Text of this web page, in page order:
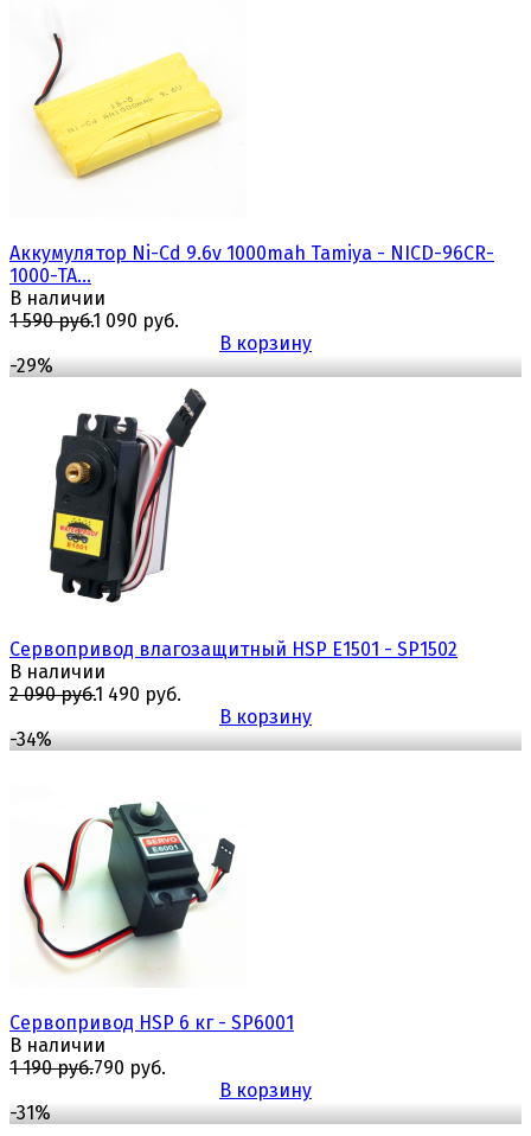
избранноесравнить
избранное сравнить
Аккумулятор Ni-Cd 9.6v 1000mah Tamiya - NICD-96CR-
1000-TA...
В наличии
1 590 руб.1 090 руб.
В корзину
-29%
избранноесравнить
Сервопривод влагозащитный HSP E1501 - SP1502
В наличии
2 090 руб.1 490 руб.
В корзину
-34%
Сервопривод HSP 6 кг - SP6001
В наличии
1 190 руб.790 руб.
В корзину
-31%